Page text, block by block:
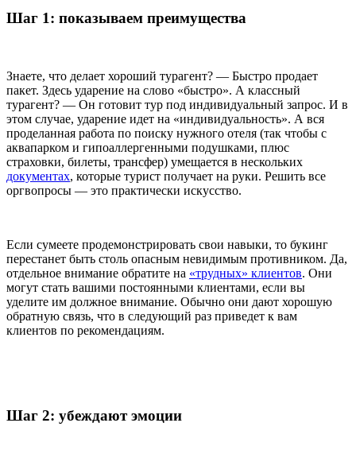
Шаг 1: показываем преимущества
Знаете, что делает хороший турагент? — Быстро продает
пакет. Здесь ударение на слово «быстро». А классный
турагент? — Он готовит тур под индивидуальный запрос. И в
этом случае, ударение идет на «индивидуальность». А вся
проделанная работа по поиску нужного отеля (так чтобы с
аквапарком и гипоаллергенными подушками, плюс
страховки, билеты, трансфер) умещается в нескольких
документах, которые турист получает на руки. Решить все
оргвопросы — это практически искусство.
Если сумеете продемонстрировать свои навыки, то букинг
перестанет быть столь опасным невидимым противником. Да,
отдельное внимание обратите на «трудных» клиентов. Они
могут стать вашими постоянными клиентами, если вы
уделите им должное внимание. Обычно они дают хорошую
обратную связь, что в следующий раз приведет к вам
клиентов по рекомендациям.
Шаг 2: убеждают эмоции